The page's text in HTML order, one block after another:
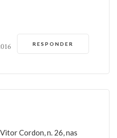
RESPONDER
Cordon, n. 26, nas